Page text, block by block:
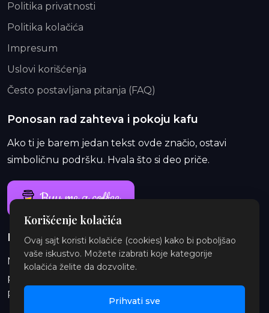
Politika privatnosti
Politika kolačića
Impresum
Uslovi korišćenja
Često postavljana pitanja (FAQ)
Ponosan rad zahteva i pokoju kafu
Ako ti je barem jedan tekst ovde značio, ostavi
simboličnu podršku. Hvala što si deo priče.
Buy me a coffee
Ponosan rad traje i duže od jedne kafe
Na Patreon-u te čekaju ekskluzivne i eksplicitne
priče, najave, insajderske priče, audio i ilustracije.
Pridruži se i podrži orbitu.
Korišćenje kolačića
Ovaj sajt koristi kolačiće (cookies) kako bi poboljšao
vaše iskustvo. Možete izabrati koje kategorije
kolačića želite da dozvolite.
Prihvati sve